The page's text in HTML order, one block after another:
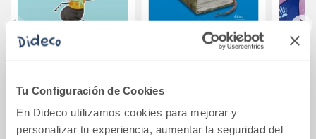
Tu Configuración de Cookies
En Dideco utilizamos cookies para mejorar y
personalizar tu experiencia, aumentar la seguridad del
Los bichos van al
excursión, ¡qué
diversión!
7,50€
Háblame del sol
9,50€